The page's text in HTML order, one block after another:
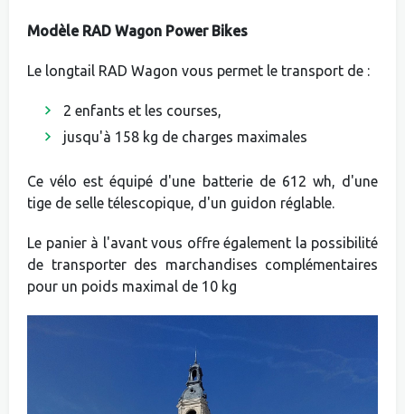
Modèle RAD Wagon Power Bikes
Le longtail RAD Wagon vous permet le transport de :
2 enfants et les courses,
jusqu'à 158 kg de charges maximales
Ce vélo est équipé d'une batterie de 612 wh, d'une
tige de selle télescopique, d'un guidon réglable.
Le panier à l'avant vous offre également la possibilité
de transporter des marchandises complémentaires
pour un poids maximal de 10 kg